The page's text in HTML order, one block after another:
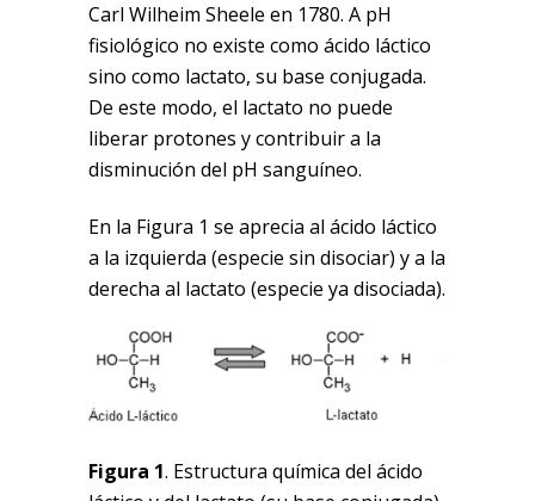
Carl Wilheim Sheele en 1780. A pH
fisiológico no existe como ácido láctico
sino como lactato, su base conjugada.
De este modo, el lactato no puede
liberar protones y contribuir a la
disminución del pH sanguíneo.
En la Figura 1 se aprecia al ácido láctico
a la izquierda (especie sin disociar) y a la
derecha al lactato (especie ya disociada).
Figura 1. Estructura química del ácido